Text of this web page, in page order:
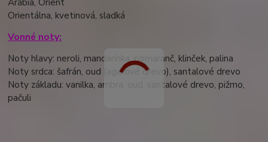
Orientálna, kvetinová, sladká
Vonné noty:
Noty hlavy: neroli, mandarínka, pomaranč, klinček, palina
Noty srdca: šafrán, oud (
agarové drevo), santalové drevo
Noty základu: vanilka, ambra, oud, santalové drevo, pižmo,
pačuli